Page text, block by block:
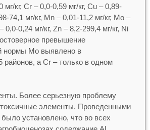
кг, Cr – 0,0-0,59 мг/кг, Cu – 0,89-
74,1 мг/кг, Mn – 0,01-11,2 мг/кг, Mo –
0,0-0,24 мг/кг, Zn – 8,2-299,4 мг/кг, Ni
превышение
нормы Mo выявлено в
районов, а Сr – только в одном
Более серьезную проблему
токсичные элементы. Проведенными
установлено, что во всех